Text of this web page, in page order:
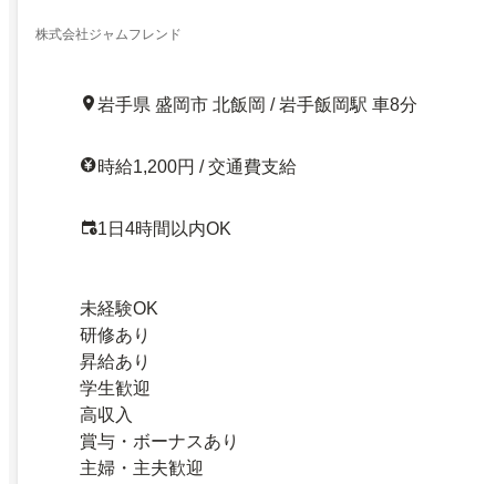
株式会社ジャムフレンド
岩手県 盛岡市 北飯岡 / 岩手飯岡駅 車8分
時給1,200円 / 交通費支給
1日4時間以内OK
未経験OK
研修あり
昇給あり
学生歓迎
高収入
賞与・ボーナスあり
主婦・主夫歓迎